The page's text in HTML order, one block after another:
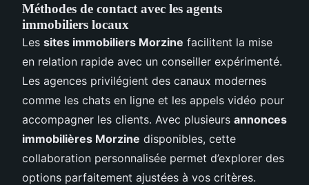
Méthodes de contact avec les agents
immobiliers locaux
Les sites immobiliers Morzine facilitent la mise
en relation rapide avec un conseiller expérimenté.
Les agences privilégient des canaux modernes
comme les chats en ligne et les appels vidéo pour
accompagner les clients. Avec plusieurs annonces
immobilières Morzine disponibles, cette
collaboration personnalisée permet d’explorer des
options parfaitement ajustées à vos critères.